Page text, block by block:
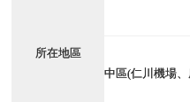
中區(仁川機場